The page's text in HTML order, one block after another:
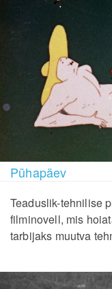
Pühapäev
Teaduslik-tehnilise
filminovell, mis
tarbijaks muutva